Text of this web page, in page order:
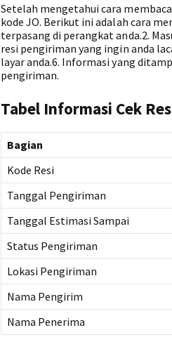
Setelah mengetahui cara
kode JO. Berikut ini adalah cara
terpasang di perangkat anda.2.
resi pengiriman yang ingin anda
layar anda.6. Informasi yang
pengiriman.
Tabel Informasi Cek
Bagian
Kode Resi
Tanggal Pengiriman
Tanggal Estimasi Sampai
Status Pengiriman
Lokasi Pengiriman
Nama Pengirim
Nama Penerima